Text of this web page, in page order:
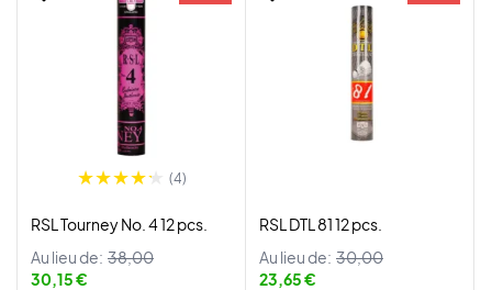
(4)
RSL Tourney No. 4 12 pcs.
Au lieu de: 38,00
30,15 €
RSL DTL 81 12 pcs.
Au lieu de: 30,00
23,65 €